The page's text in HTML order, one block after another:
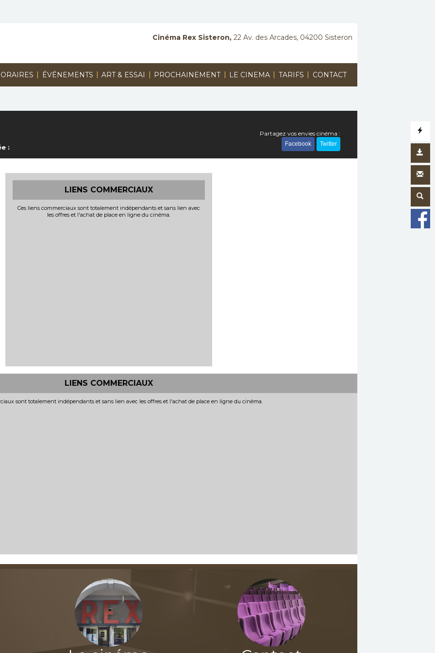
| ÉVÉNEMENTS | ART & ESSAI | PROCHAINEMENT | LE CINEMA | TARIFS | CONTACT
Cinéma Rex Sisteron, 22 Av. des Arcades, 04200 Sisteron
:
Partagez vos envies cinéma :
Facebook Twitter
LIENS COMMERCIAUX
Ces liens commerciaux sont totalement indépendants et sans lien avec
les offres et l'achat de place en ligne du cinéma.
LIENS COMMERCIAUX
sont totalement indépendants et sans lien avec les offres et l'achat de place en ligne du cinéma.